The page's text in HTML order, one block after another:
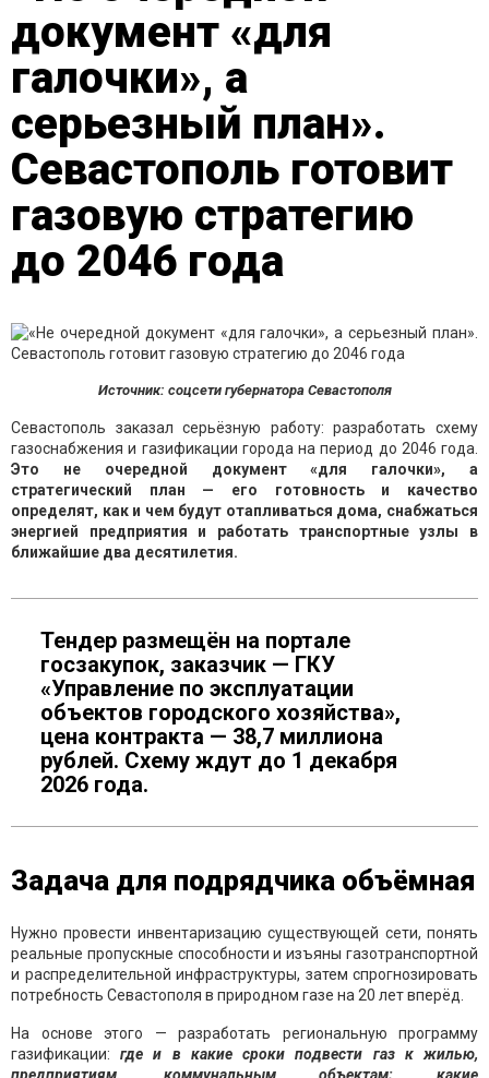
документ «для
галочки», а
серьезный план».
Севастополь готовит
газовую стратегию
до 2046 года
Источник: соцсети губернатора Севастополя
Севастополь заказал серьёзную работу: разработать схему
газоснабжения и газификации города на период до 2046 года.
Это не очередной документ «для галочки», а
стратегический план — его готовность и качество
определят, как и чем будут отапливаться дома, снабжаться
энергией предприятия и работать транспортные узлы в
ближайшие два десятилетия.
Тендер размещён на портале
госзакупок, заказчик — ГКУ
«Управление по эксплуатации
объектов городского хозяйства»,
цена контракта — 38,7 миллиона
рублей. Схему ждут до 1 декабря
2026 года.
Задача для подрядчика объёмная
Нужно провести инвентаризацию существующей сети, понять
реальные пропускные способности и изъяны газотранспортной
и распределительной инфраструктуры, затем спрогнозировать
потребность Севастополя в природном газе на 20 лет вперёд.
На основе этого — разработать региональную программу
газификации:где и в какие сроки подвести газ к жилью,